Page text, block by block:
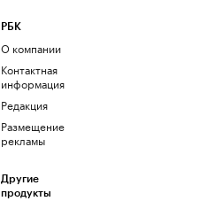
РБК
О компании
Контактная
информация
Редакция
Размещение
рекламы
Другие
продукты